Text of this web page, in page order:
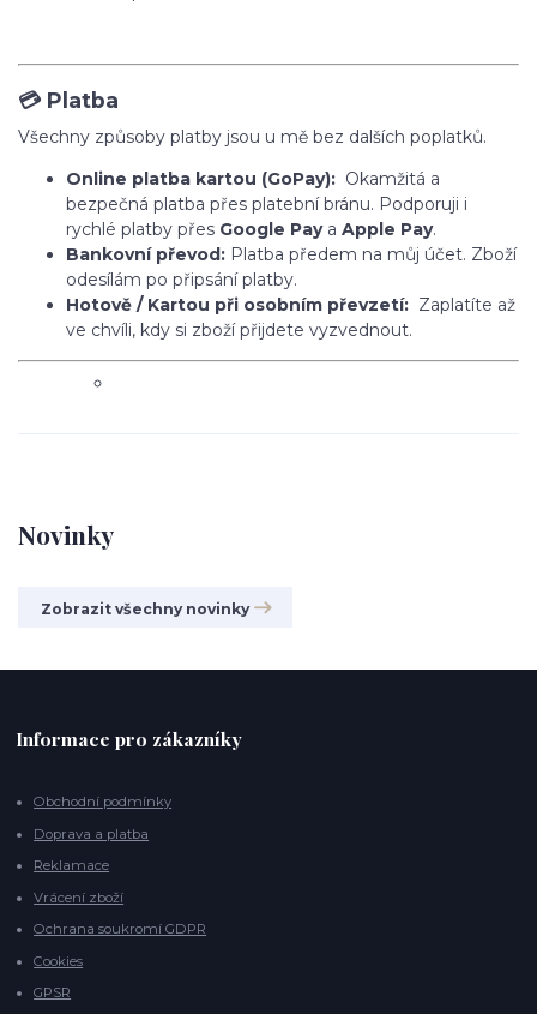
Novinky
Zobrazit všechny novinky
💳 Platba
Všechny způsoby platby jsou u mě bez dalších poplatků.
Online platba kartou (GoPay): Okamžitá a
bezpečná platba přes platební bránu. Podporuji i
rychlé platby přes Google Paya Apple Pay.
Bankovní převod: Platba předem na můj účet. Zboží
odesílám po připsání platby.
Hotově / Kartou při osobním převzetí: Zaplatíte až
ve chvíli, kdy si zboží přijdete vyzvednout.
Informace pro zákazníky
Obchodní podmínky
Doprava a platba
Reklamace
Vrácení zboží
Ochrana soukromí GDPR
Cookies
GPSR